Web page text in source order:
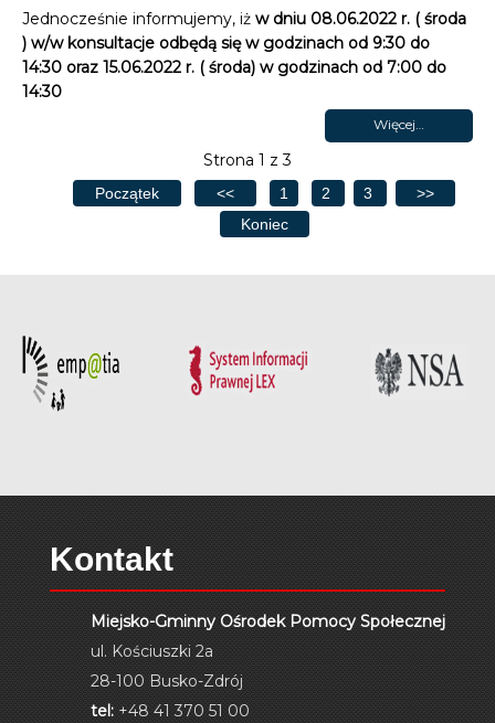
Jednocześnie informujemy, iż w dniu 08.06.2022 r. ( środa
) w/w konsultacje odbędą się w godzinach od 9:30 do
14:30 oraz 15.06.2022 r. ( środa) w godzinach od 7:00 do
14:30
Więcej…
Strona 1 z 3
Początek << 1 2 3
>>
Koniec
Kontakt
Miejsko-Gminny Ośrodek Pomocy Społecznej
ul. Kościuszki 2a
28-100 Busko-Zdrój
tel: +48 41 370 51 00